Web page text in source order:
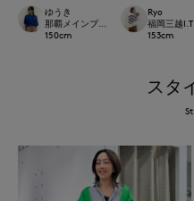
ゆうき
那覇メインプレイス
150cm
Ryo
福岡三越
153cm
スタ